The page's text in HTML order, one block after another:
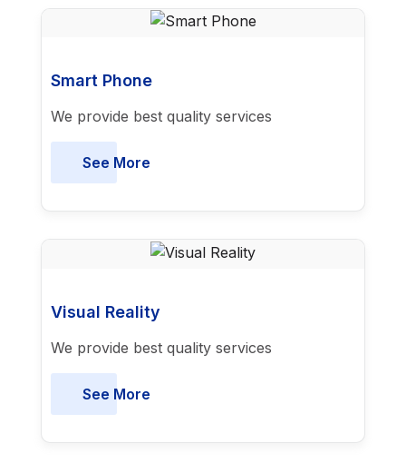
Smart Phone
We provide best quality services
See More
Visual Reality
We provide best quality services
See More